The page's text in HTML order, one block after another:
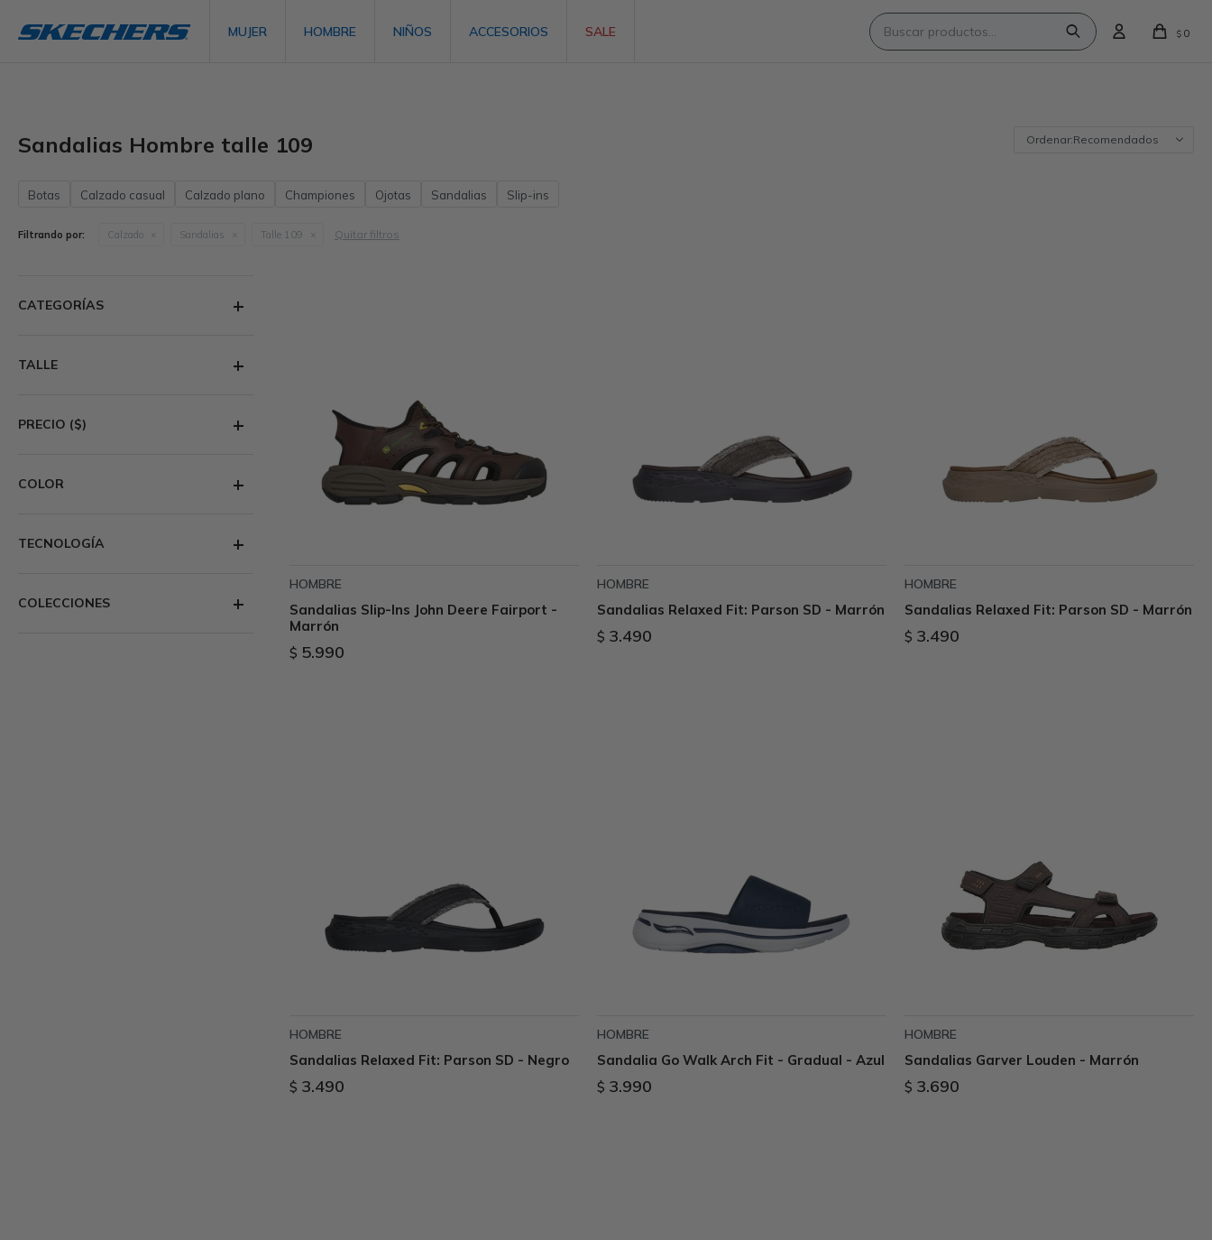
MUJER HOMBRE NIÑOS ACCESORIOS SALE $ 0
Sandalias Hombre talle 109 Recomendados
Botas Calzado casual Calzado plano Championes Ojotas Sandalias Slip-ins
Filtrando por: Calzado Sandalias Talle 109 Quitar filtros
HOMBRE
Sandalias Slip-Ins John Deere Fairport -
Marrón
$ 5.990
HOMBRE
Sandalias Relaxed Fit: Parson SD - Marrón
$ 3.490
HOMBRE
Sandalias Relaxed Fit: Parson SD - Marrón
$ 3.490
HOMBRE
Sandalias Relaxed Fit: Parson SD - Negro
$ 3.490
HOMBRE
Sandalia Go Walk Arch Fit - Gradual - Azul
$ 3.990
HOMBRE
Sandalias Garver Louden - Marrón
$ 3.690
CATEGORÍAS
TALLE
PRECIO ($)
COLOR
TECNOLOGÍA
COLECCIONES